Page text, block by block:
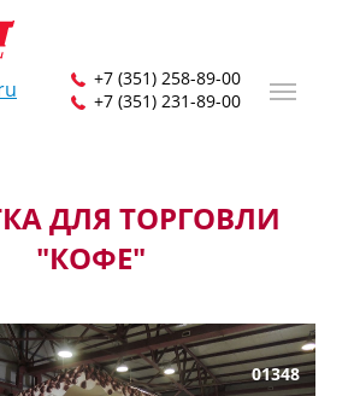
+7 (351) 258-89-00
+7 (351) 231-89-00
ДЛЯ ТОРГОВЛИ
"КОФЕ"
01348